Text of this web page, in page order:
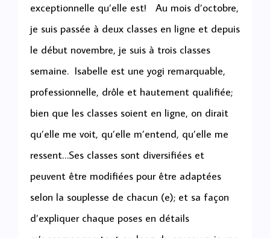
exceptionnelle qu’elle est! Au mois d’octobre,
je suis passée à deux classes en ligne et depuis
le début novembre, je suis à trois classes
semaine. Isabelle est une yogi remarquable,
professionnelle, drôle et hautement qualifiée;
bien que les classes soient en ligne, on dirait
qu’elle me voit, qu’elle m’entend, qu’elle me
ressent…Ses classes sont diversifiées et
peuvent être modifiées pour être adaptées
selon la souplesse de chacun (e); et sa façon
d’expliquer chaque poses en détails